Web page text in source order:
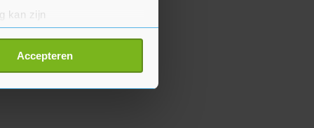
kan zijn
detailgedeelte
Accepteren